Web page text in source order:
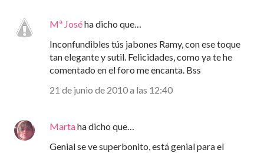
Mª Joséha dicho que…
Inconfundibles tús jabones Ramy, con ese toque
tan elegante y sutil. Felicidades, como ya te he
comentado en el foro me encanta. Bss
21 de junio de 2010 a las 12:40
Martaha dicho que…
Genial se ve superbonito, está genial para el